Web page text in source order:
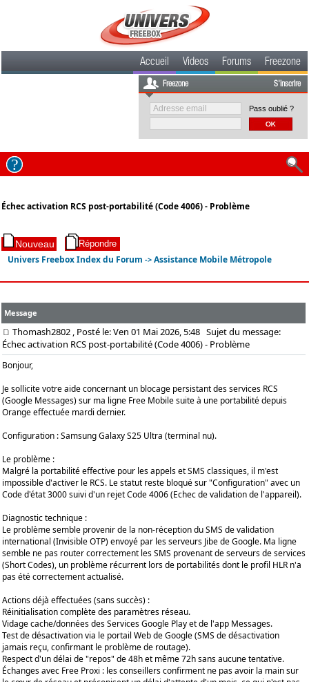
Accueil Videos Forums Freezone
Freezone S'inscrire
Pass oublié ?
Échec activation RCS post-portabilité (Code 4006) - Problème
Univers Freebox Index du Forum ->Assistance Mobile Métropole
Message
Thomash2802 , Posté le: Ven 01 Mai 2026, 5:48 Sujet du message:
Échec activation RCS post-portabilité (Code 4006) - Problème
Bonjour,
​Je sollicite votre aide concernant un blocage persistant des services RCS
(Google Messages) sur ma ligne Free Mobile suite à une portabilité depuis
Orange effectuée mardi dernier.
​Configuration : Samsung Galaxy S25 Ultra (terminal nu).
​Le problème :
Malgré la portabilité effective pour les appels et SMS classiques, il m'est
impossible d'activer le RCS. Le statut reste bloqué sur "Configuration" avec un
Code d'état 3000 suivi d'un rejet Code 4006 (Echec de validation de l'appareil).
​Diagnostic technique :
Le problème semble provenir de la non-réception du SMS de validation
international (Invisible OTP) envoyé par les serveurs Jibe de Google. Ma ligne
semble ne pas router correctement les SMS provenant de serveurs de services
(Short Codes), un problème récurrent lors de portabilités dont le profil HLR n'a
pas été correctement actualisé.
​Actions déjà effectuées (sans succès) :
​Réinitialisation complète des paramètres réseau.
​Vidage cache/données des Services Google Play et de l'app Messages.
​Test de désactivation via le portail Web de Google (SMS de désactivation
jamais reçu, confirmant le problème de routage).
​Respect d'un délai de "repos" de 48h et même 72h sans aucune tentative.
​Échanges avec Free Proxi : les conseillers confirment ne pas avoir la main sur